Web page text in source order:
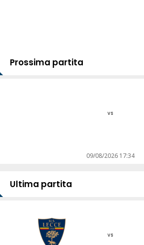
Prossima partita
vs
09/08/2026 17:34
Ultima partita
vs